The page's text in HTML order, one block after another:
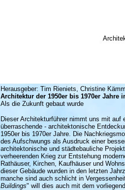
Herausgeber: Tim Rieniets, Christine
Architektur der 1950er bis 1970er Jahre
Als die Zukunft gebaut wurde
Dieser Architekturführer nimmt uns mit auf
überraschende - architektonische
1950er bis 1970er Jahre. Die
des Aufschwungs als Ausdruck einer
architektonische und städtebauliche
verheerenden Krieg zur Entstehung
Rathäuser, Kirchen, Kaufhäuser und
dieser Gebäude wurden in den letzten
manche sind auch schlicht in
Buildings" will dies auch mit dem